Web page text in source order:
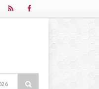
Yeni Adresi: Fitdiyet.net